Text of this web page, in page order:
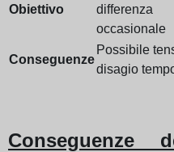
Obiettivo
differenza
occasionale
Conseguenze
Possibile
disagio